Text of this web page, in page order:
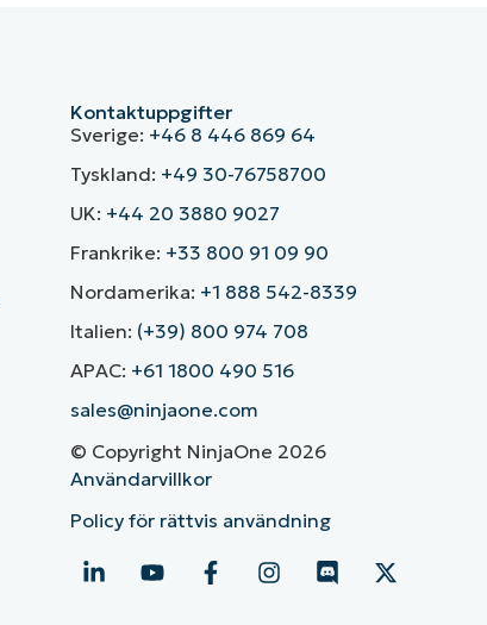
Kontaktuppgifter
Sverige: +46 8 446 869 64
Tyskland: +49 30-76758700
UK: +44 20 3880 9027
Frankrike: +33 800 91 09 90
Nordamerika: +1 888 542-8339
Italien: (+39) 800 974 708
APAC: +61 1800 490 516
sales@ninjaone.com
© Copyright NinjaOne 2026
Användarvillkor
Policy för rättvis användning